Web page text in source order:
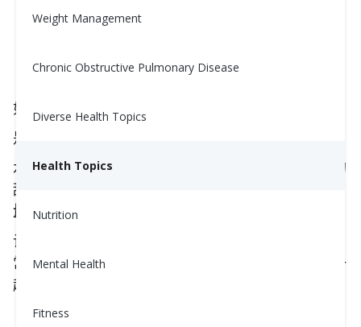
Weight Management
Chronic Obstructive Pulmonary Disease
Diverse Health Topics
Health Topics
Nutrition
Mental Health
Fitness
(Without the Spikes))
Yiwen Lu, MS, RD
November 24, 2025
如果你在关注血糖、血压或体重，你还能吃水果吗？
是的——而且你
水果为你的身体提供维生素、矿物质、纤维和天然的
甜味。关键在于
量
。
让我们根据水果对血糖的影响来分类，从适合作为日
常选择、影响较温和的水果，到应少量食用的水果一
起来看看吧。